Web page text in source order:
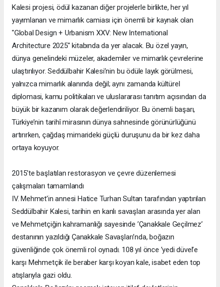
Kalesi projesi, ödül kazanan diğer projelerle birlikte, her yıl
yayımlanan ve mimarlık camiası için önemli bir kaynak olan
"Global Design + Urbanism XXV: New International
Architecture 2025" kitabında da yer alacak. Bu özel yayın,
dünya genelindeki müzeler, akademiler ve mimarlık çevrelerine
ulaştırılıyor. Seddülbahir Kalesi’nin bu ödüle layık görülmesi,
yalnızca mimarlık alanında değil; aynı zamanda kültürel
diplomasi, kamu politikaları ve uluslararası tanıtım açısından da
büyük bir kazanım olarak değerlendiriliyor. Bu önemli başarı,
Türkiye’nin tarihî mirasının dünya sahnesinde görünürlüğünü
artırırken, çağdaş mimarideki güçlü duruşunu da bir kez daha
ortaya koyuyor.
2015’te başlatılan restorasyon ve çevre düzenlemesi
çalışmaları tamamlandı
IV. Mehmet’in annesi Hatice Turhan Sultan tarafından yaptırılan
Seddülbahir Kalesi, tarihin en kanlı savaşları arasında yer alan
ve Mehmetçiğin kahramanlığı sayesinde ’Çanakkale Geçilmez’
destanının yazıldığı Çanakkale Savaşları’nda, boğazın
güvenliğinde çok önemli rol oynadı. 108 yıl önce ’yedi düvel’e
karşı Mehmetçik ile beraber karşı koyan kale, isabet eden top
atışlarıyla gazi oldu.